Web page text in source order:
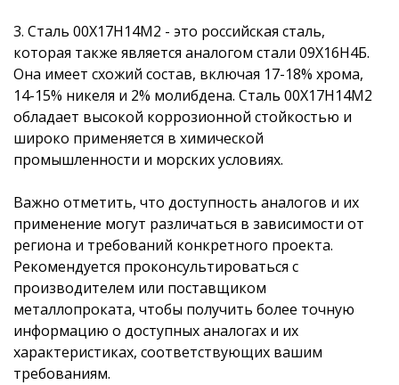
3. Сталь 00Х17Н14М2 - это российская сталь,
которая также является аналогом стали 09Х16Н4Б.
Она имеет схожий состав, включая 17-18% хрома,
14-15% никеля и 2% молибдена. Сталь 00Х17Н14М2
обладает высокой коррозионной стойкостью и
широко применяется в химической
промышленности и морских условиях.
Важно отметить, что доступность аналогов и их
применение могут различаться в зависимости от
региона и требований конкретного проекта.
Рекомендуется проконсультироваться с
производителем или поставщиком
металлопроката, чтобы получить более точную
информацию о доступных аналогах и их
характеристиках, соответствующих вашим
требованиям.